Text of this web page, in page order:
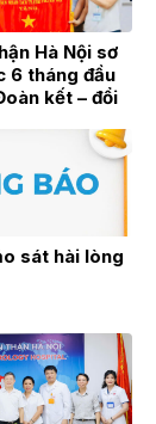
Hà Nội sơ
6 tháng đầu
kết – đổi
sát hài lòng